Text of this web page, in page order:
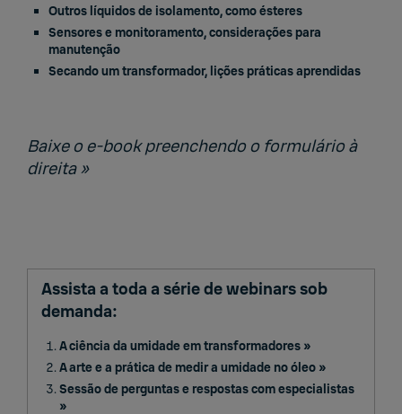
Outros líquidos de isolamento, como ésteres
Sensores e monitoramento, considerações para
manutenção
Secando um transformador, lições práticas aprendidas
Baixe o e-book preenchendo o formulário à
direita »
Assista a toda a série de webinars sob
demanda:
A ciência da umidade em transformadores »
A arte e a prática de medir a umidade no óleo »
Sessão de perguntas e respostas com especialistas
»